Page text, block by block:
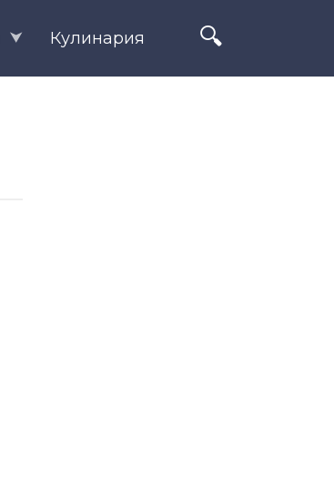
Кулинария